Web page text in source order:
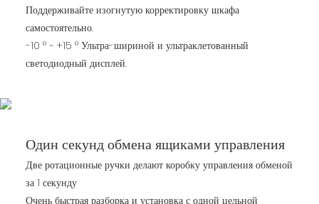
Поддерживайте изогнутую корректировку шкафа
самостоятельно.
-10 ° ~ +15 ° Ультра-шириной и ультраклетованный
светодиодный дисплей.
Один секунд обмена ящиками управления
Две ротационные ручки делают коробку управления обменой
за 1 секунду
Очень быстрая разборка и установка с одной цельной